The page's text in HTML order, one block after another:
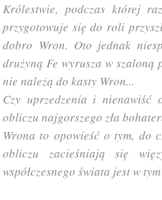
Królestwie, podczas której
przygotowuje się do roli
dobro Wron. Oto jednak
drużyną Fe wyrusza w
nie należą do kasty Wron...
Czy uprzedzenia i
obliczu najgorszego zła
Wrona to opowieść o tym, do
obliczu zacieśniają się
współczesnego świata jest w